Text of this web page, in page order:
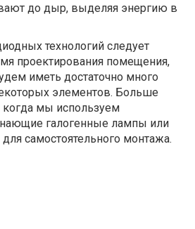
до дыр, выделяя энергию в
технологий следует
проектирования помещения,
иметь достаточно много
элементов. Больше
когда мы используем
галогенные лампы или
самостоятельного монтажа.